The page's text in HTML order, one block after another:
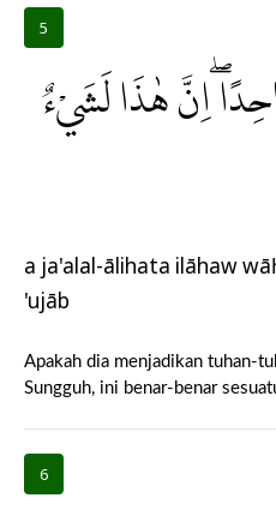
5
ۖاِنَّ هٰذَا لَشَيْءٌ
a ja'alal-ālihata ilāhaw
'ujāb
Apakah dia menjadikan tuhan-
Sungguh, ini benar-benar
6